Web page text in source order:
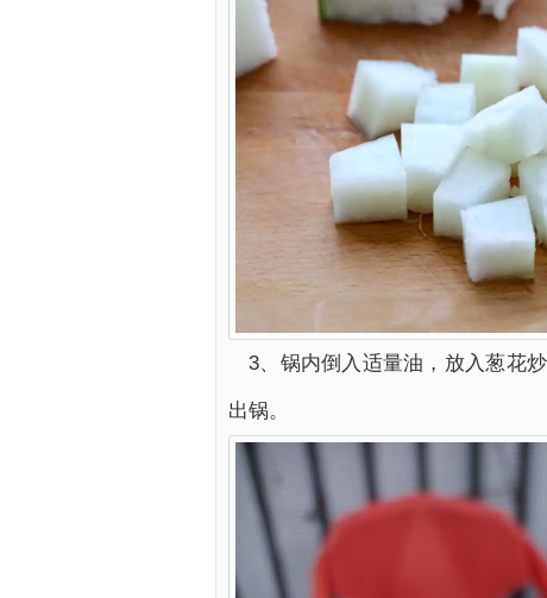
3、锅内倒入适量油，放入葱花
出锅。